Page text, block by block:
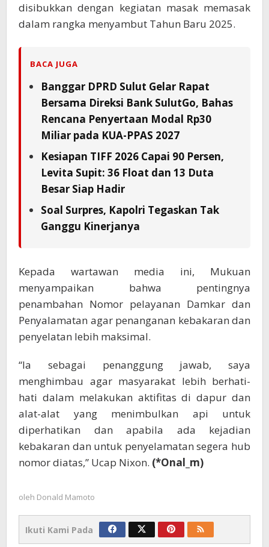
disibukkan dengan kegiatan masak memasak
dalam rangka menyambut Tahun Baru 2025.
BACA JUGA
Banggar DPRD Sulut Gelar Rapat
Bersama Direksi Bank SulutGo, Bahas
Rencana Penyertaan Modal Rp30
Miliar pada KUA-PPAS 2027
Kesiapan TIFF 2026 Capai 90 Persen,
Levita Supit: 36 Float dan 13 Duta
Besar Siap Hadir
Soal Surpres, Kapolri Tegaskan Tak
Ganggu Kinerjanya
Kepada wartawan media ini, Mukuan
menyampaikan bahwa pentingnya
penambahan Nomor pelayanan Damkar dan
Penyalamatan agar penanganan kebakaran dan
penyelatan lebih maksimal.
“Ia sebagai penanggung jawab, saya
menghimbau agar masyarakat lebih berhati-
hati dalam melakukan aktifitas di dapur dan
alat-alat yang menimbulkan api untuk
diperhatikan dan apabila ada kejadian
kebakaran dan untuk penyelamatan segera hub
nomor diatas,” Ucap Nixon. (*Onal_m)
oleh Donald Mamoto
Ikuti Kami Pada